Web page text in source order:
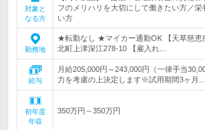
対象と
なる方
フのメリハリを大切にして働きたい方／栄
い方
勤務地
★転勤なし ★マイカー通勤OK 【天草慈恵
北町上津深江278-10 【雇入れ…
給与
月給205,000円～243,000円（一律手当
力を考慮の上決定します※試用期間3ヶ月…
初年度
年収
350万円～350万円